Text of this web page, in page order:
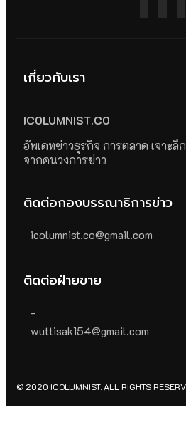
เกี่ยวกับเรา
ICOLUMNIST.CO
อัพเดทข่าวธุรกิจ การตลาด เจาะลึ
จากคนวงการข่าว
ติดต่อกองบรรณาธิการข่าว
icolumnist.co@gmail.com
ติดต่อฝ่ายขาย
-
wuttisak154@gmail.com
© 2020 ICOLUMNIST. ALL RIGHTS